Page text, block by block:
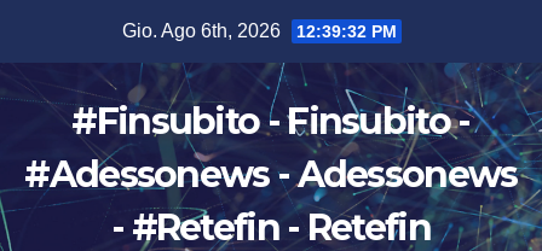
contenuto
Gio. Ago 6th, 2026 12:39:33 PM
#Finsubito - Finsubito -
#Adessonews - Adessonews
- #Retefin - Retefin